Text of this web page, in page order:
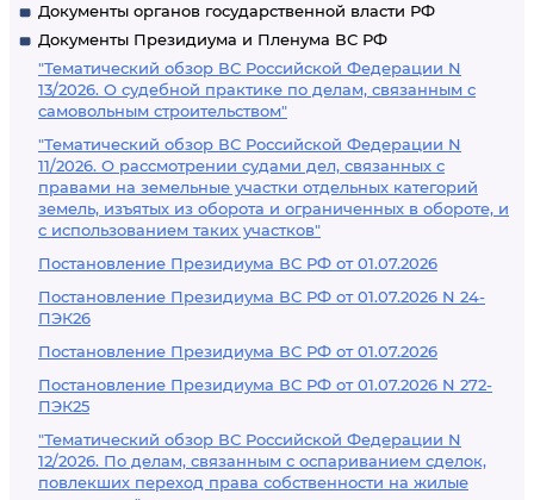
Документы органов государственной власти РФ
Документы Президиума и Пленума ВС РФ
"Тематический обзор ВС Российской Федерации N
13/2026. О судебной практике по делам, связанным с
самовольным строительством"
"Тематический обзор ВС Российской Федерации N
11/2026. О рассмотрении судами дел, связанных с
правами на земельные участки отдельных категорий
земель, изъятых из оборота и ограниченных в обороте, и
с использованием таких участков"
Постановление Президиума ВС РФ от 01.07.2026
Постановление Президиума ВС РФ от 01.07.2026 N 24-
ПЭК26
Постановление Президиума ВС РФ от 01.07.2026
Постановление Президиума ВС РФ от 01.07.2026 N 272-
ПЭК25
"Тематический обзор ВС Российской Федерации N
12/2026. По делам, связанным с оспариванием сделок,
повлекших переход права собственности на жилые